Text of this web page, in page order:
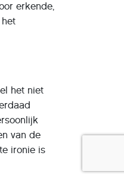
erkende,
het niet
van de
ironie is